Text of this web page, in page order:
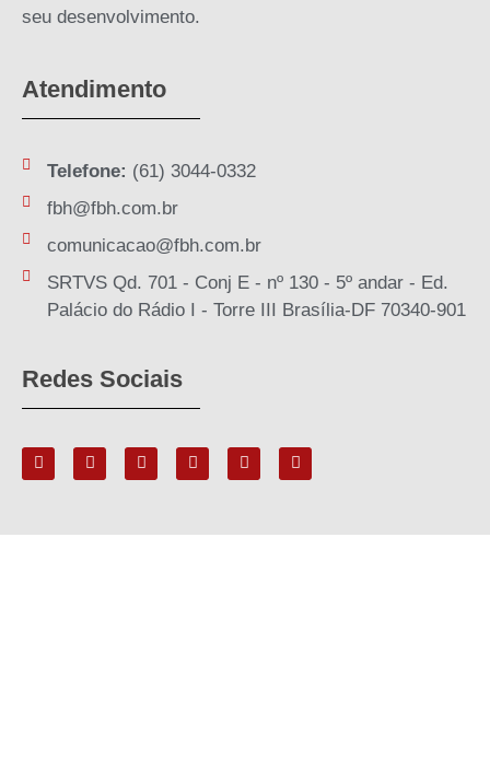
seu desenvolvimento.
Atendimento
Telefone: (61) 3044-0332
fbh@fbh.com.br
comunicacao@fbh.com.br
SRTVS Qd. 701 - Conj E - nº 130 - 5º andar - Ed.
Palácio do Rádio I - Torre III Brasília-DF 70340-901
Redes Sociais